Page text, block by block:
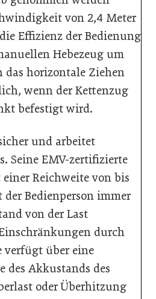
von 2,4 Meter
Effizienz der Bedienung
Hebezeug um
das horizontale Ziehen
wenn der Kettenzug
befestigt wird.
und arbeitet
Seine EMV-zertifizierte
Reichweite von bis
Bedienperson immer
von der Last
durch
verfügt über eine
des Akkustands des
oder Überhitzung